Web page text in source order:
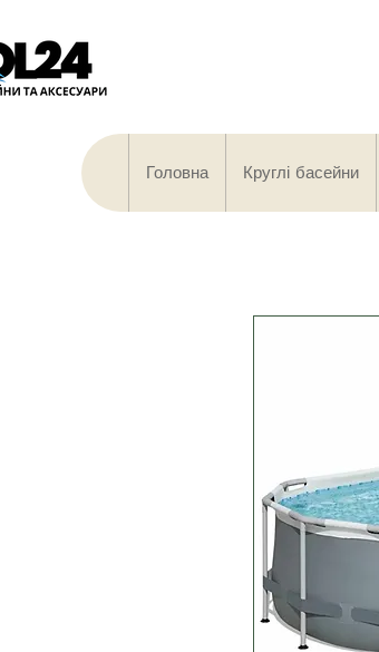
Головна Круглі басейни